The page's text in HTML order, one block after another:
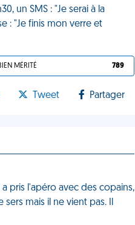
un SMS : "Je serai à la
: "Je finis mon verre et
MÉRITÉ 789
Tweet Partager
pris l'apéro avec des copains,
mais il ne vient pas. Il